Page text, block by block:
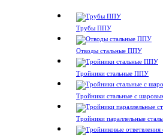
Трубы ППУ
Отводы стальные ППУ
Тройники стальные ППУ
Тройники стальные с
Тройники параллельные